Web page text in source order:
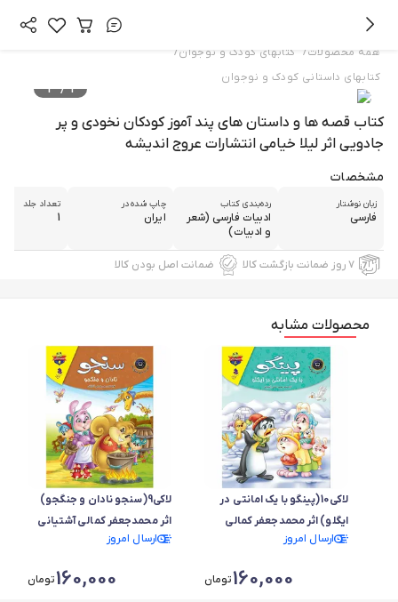
همه محصولات/ کتابهای کودک و نوجوان/
کتابهای داستانی کودک و نوجوان
1
/
3
کتاب قصه ها و داستان های پند آموز کودکان نخودی و پر
جادویی اثر لیلا خیامی انتشارات عروج اندیشه
مشخصات
زبان نوشتار
فارسی
رده‌بندی کتاب
ادبیات فارسی (شعر
و ادبیات)
چاپ شده در
ایران
تعداد جلد
1
۷ روز ضمانت بازگشت کالا ضمانت اصل بودن کالا
محصولات مشابه
لاکی10(پینگو با یک امانتی در
ایگلو) اثر محمدجعفر کمالی
آشتیانی
ارسال امروز
160,000تومان
لاکی9(سنجو نادان و جنگجو)
اثر محمدجعفر کمالی آشتیانی
ارسال امروز
160,000تومان